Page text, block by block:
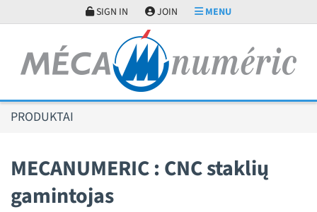
SIGN IN JOIN MENU
PRODUKTAI
MECANUMERIC : CNC staklių
gamintojas
Slapukų valdymo skydelis